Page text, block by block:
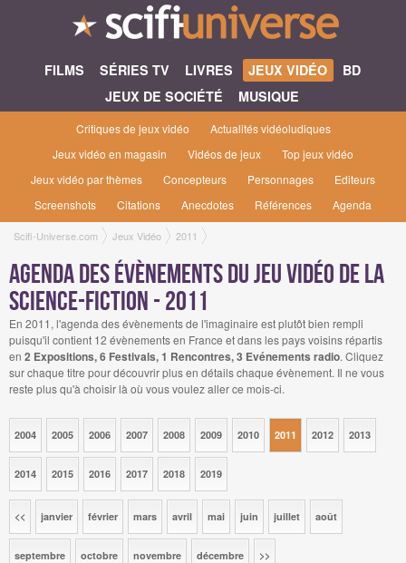
FILMS SÉRIES TV LIVRES JEUX VIDÉO
BD
JEUX DE SOCIÉTÉ
MUSIQUE
Critiques de jeux vidéo
Actualités vidéoludiques
Jeux vidéo en magasin
Vidéos de jeux
Top jeux vidéo
Jeux vidéo par thèmes
Concepteurs Personnages
Editeurs
Screenshots
Citations Anecdotes Références Agenda
Scifi-Universe.com Jeux Vidéo 2011
Agenda des évènements du jeu vidéo de la
science-fiction - 2011
En 2011, l'agenda des évènements de l'imaginaire est plutôt bien rempli
puisqu'il contient 12 évènements en France et dans les pays voisins répartis
en 2 Expositions, 6 Festivals, 1 Rencontres, 3 Evénements radio. Cliquez
sur chaque titre pour découvrir plus en détails chaque évènement. Il ne vous
reste plus qu'à choisir là où vous voulez aller ce mois-ci.
2004 2005 2006 2007 2008 2009 2010 2011 2012 2013
2014 2015 2016 2017 2018 2019
<< janvier février mars avril mai juin juillet août
septembre octobre novembre décembre >>